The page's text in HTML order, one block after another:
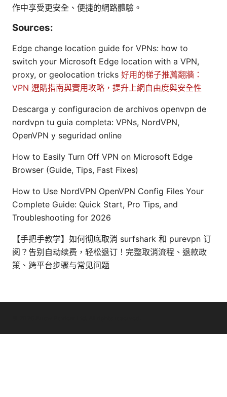
作中享受更安全、便捷的網路體驗。
Sources:
Edge change location guide for VPNs: how to
switch your Microsoft Edge location with a VPN,
proxy, or geolocation tricks 好用的梯子推薦翻牆：
VPN 選購指南與實用攻略，提升上網自由度與安全性
Descarga y configuracion de archivos openvpn de
nordvpn tu guia completa: VPNs, NordVPN,
OpenVPN y seguridad online
How to Easily Turn Off VPN on Microsoft Edge
Browser (Guide, Tips, Fast Fixes)
How to Use NordVPN OpenVPN Config Files Your
Complete Guide: Quick Start, Pro Tips, and
Troubleshooting for 2026
【手把手教学】如何彻底取消 surfshark 和 purevpn 订
阅？告别自动续费，轻松退订！完整取消流程、退款政
策、跨平台步骤与常见问题